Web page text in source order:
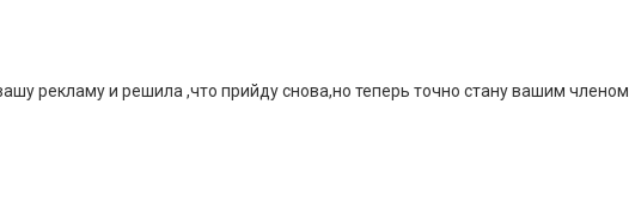
рекламу и решила ,что прийду снова,но теперь точно стану вашим членом